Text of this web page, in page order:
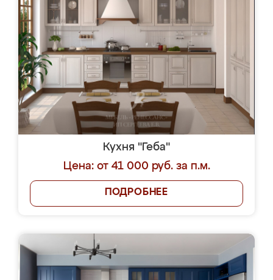
Кухня "Геба"
Цена: от 41 000 руб. за п.м.
ПОДРОБНЕЕ